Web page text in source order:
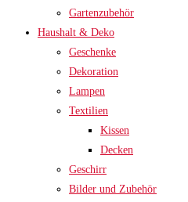
Gartenzubehör
Haushalt & Deko
Geschenke
Dekoration
Lampen
Textilien
Kissen
Decken
Geschirr
Bilder und Zubehör